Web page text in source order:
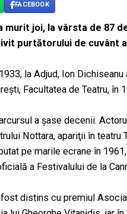
FACEBOOK
murit joi, la vârsta de 87
purtătorului de cuvânt
la Adjud, Ion
Facultatea de Teatru, în
a şase decenii.
Nottara, apariţii în
pe marile ecrane în
a Festivalului de la
distins cu premiul